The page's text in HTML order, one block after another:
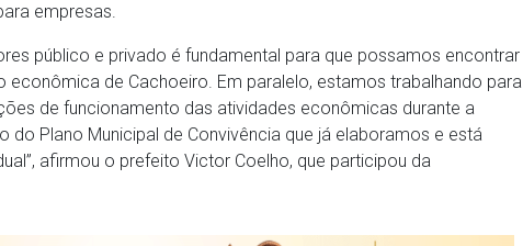
empresas.
público e privado é fundamental para que possamos encontrar
econômica de Cachoeiro. Em paralelo, estamos trabalhando para
de funcionamento das atividades econômicas durante a
do Plano Municipal de Convivência que já elaboramos e está
afirmou o prefeito Victor Coelho, que participou da